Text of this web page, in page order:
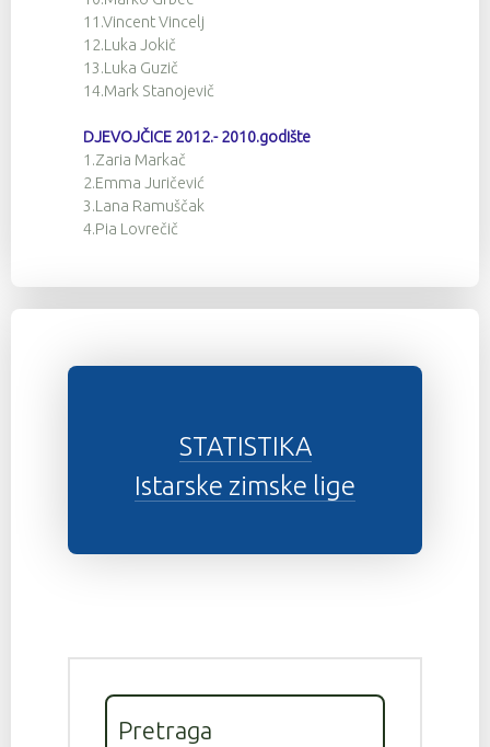
11.Vincent Vincelj
12.Luka Jokič
13.Luka Guzič
14.Mark Stanojevič
DJEVOJČICE 2012.- 2010.godište
1.Zaria Markač
2.Emma Juričević
3.Lana Ramuščak
4.Pia Lovrečič
STATISTIKA
Istarske zimske lige
Pretraga